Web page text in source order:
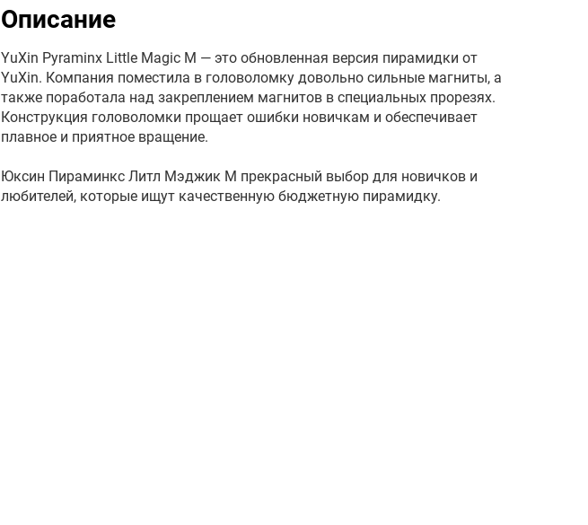
Описание
YuXin Pyraminx Little Magic M — это обновленная версия пирамидки от
YuXin. Компания поместила в головоломку довольно сильные магниты, а
также поработала над закреплением магнитов в специальных прорезях.
Конструкция головоломки прощает ошибки новичкам и обеспечивает
плавное и приятное вращение.
Юксин Пираминкс Литл Мэджик М прекрасный выбор для новичков и
любителей, которые ищут качественную бюджетную пирамидку.